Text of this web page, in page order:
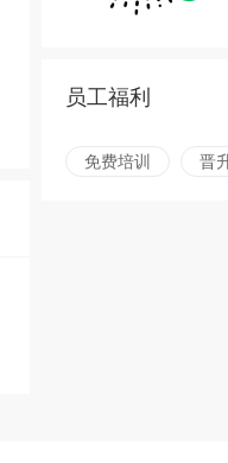
员工福利
免费培训 晋